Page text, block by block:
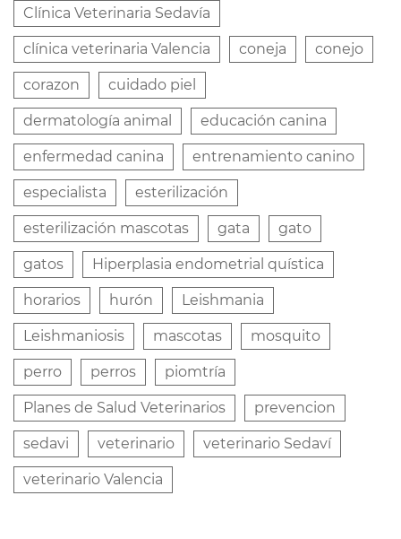
Clínica Veterinaria Sedavía
clínica veterinaria Valencia coneja conejo
corazon cuidado piel
dermatología animal educación canina
enfermedad canina entrenamiento canino
especialista esterilización
esterilización mascotas gata gato
gatos Hiperplasia endometrial quística
horarios hurón Leishmania
Leishmaniosis mascotas mosquito
perro perros piomtría
Planes de Salud Veterinarios prevencion
sedavi veterinario veterinario Sedaví
veterinario Valencia